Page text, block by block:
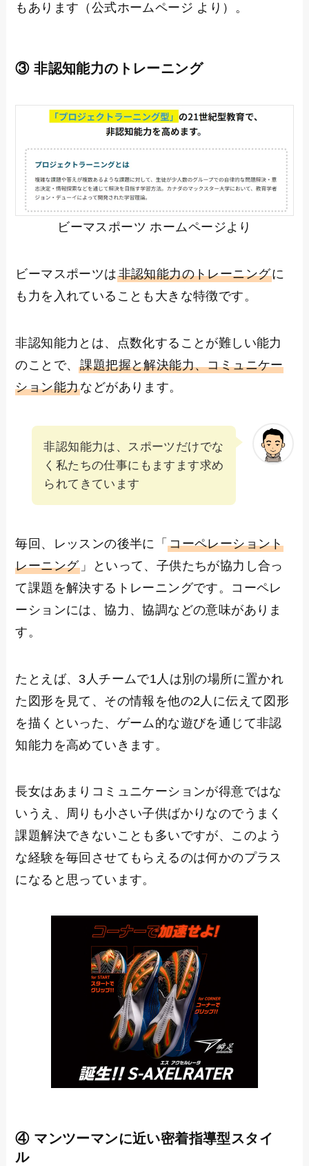
もあります（公式ホームページ より）。
③ 非認知能力のトレーニング
ビーマスポーツ ホームページより
ビーマスポーツは非認知能力のトレーニングに
も力を入れていることも大きな特徴です。
非認知能力とは、点数化することが難しい能力
のことで、課題把握と解決能力、コミュニケー
ション能力などがあります。
非認知能力は、スポーツだけでな
く私たちの仕事にもますます求め
られてきています
毎回、レッスンの後半に「コーペレーショント
レーニング 」といって、子供たちが協力し合っ
て課題を解決するトレーニングです。コーペレ
ーションには、協力、協調などの意味がありま
す。
たとえば、3人チームで1人は別の場所に置かれ
た図形を見て、その情報を他の2人に伝えて図形
を描くといった、ゲーム的な遊びを通じて非認
知能力を高めていきます。
長女はあまりコミュニケーションが得意ではな
いうえ、周りも小さい子供ばかりなのでうまく
課題解決できないことも多いですが、このよう
な経験を毎回させてもらえるのは何かのプラス
になると思っています。
④ マンツーマンに近い密着指導型スタイ
ル